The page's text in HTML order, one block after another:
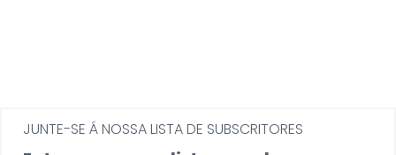
JUNTE-SE Á NOSSA LISTA DE SUBSCRITORES